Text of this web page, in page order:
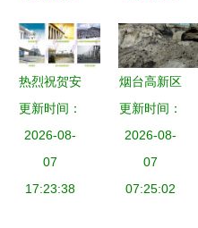
热烈祝贺安
徽环瑞董事
长计成志先
生荣获合肥
市第五
更新时间：
2026-08-
07
17:23:38
烟台高新区
冷链物流项
目有序推
进，全力构
建海产品与
更新时间：
2026-08-
07
07:25:02